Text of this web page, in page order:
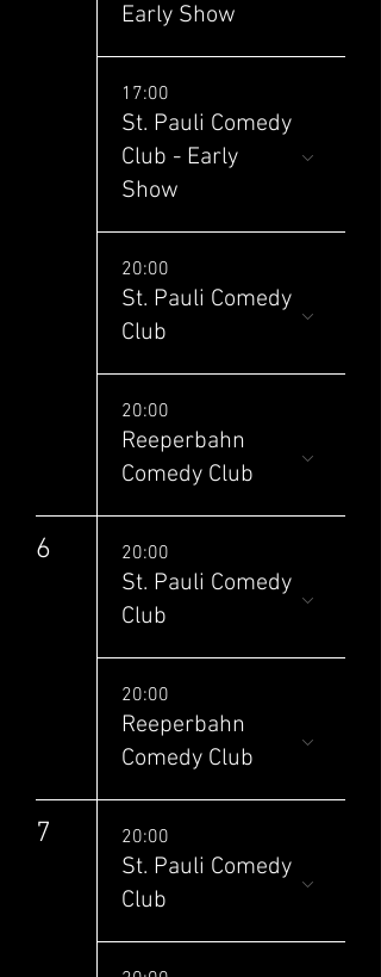
Early Show
17:00
St. Pauli Comedy
Club - Early
Show
20:00
St. Pauli Comedy
Club
20:00
Reeperbahn
Comedy Club
6 20:00
St. Pauli Comedy
Club
20:00
Reeperbahn
Comedy Club
7 20:00
St. Pauli Comedy
Club